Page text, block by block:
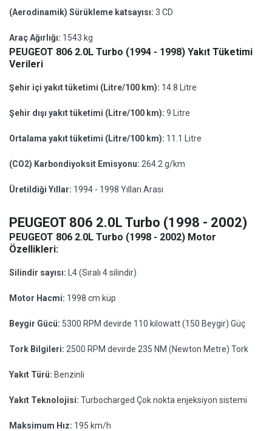
(Aerodinamik) Sürükleme katsayısı: 3 CD
Araç Ağırlığı: 1543 kg
PEUGEOT 806 2.0L Turbo (1994 - 1998) Yakıt Tüketimi
Verileri
Şehir içi yakıt tüketimi (Litre/100 km): 14.8 Litre
Şehir dışı yakıt tüketimi (Litre/100 km): 9 Litre
Ortalama yakıt tüketimi (Litre/100 km): 11.1 Litre
(CO2) Karbondiyoksit Emisyonu: 264.2 g/km
Üretildiği Yıllar: 1994 - 1998 Yılları Arası
PEUGEOT 806 2.0L Turbo (1998 - 2002)
PEUGEOT 806 2.0L Turbo (1998 - 2002) Motor
Özellikleri:
Silindir sayısı: L4 (Sıralı 4 silindir)
Motor Hacmi: 1998 cm küp
Beygir Gücü: 5300 RPM devirde 110 kilowatt (150 Beygir) Güç
Tork Bilgileri: 2500 RPM devirde 235 NM (Newton Metre) Tork
Yakıt Türü: Benzinli
Yakıt Teknolojisi: Turbocharged Çok nokta enjeksiyon sistemi
Maksimum Hız: 195 km/h